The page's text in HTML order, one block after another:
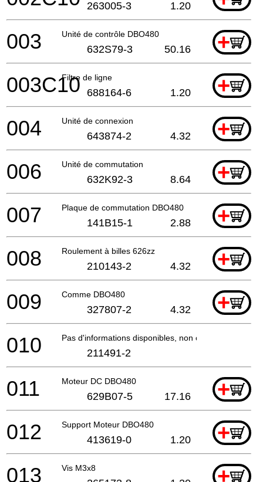
263005-3 1.20
Unité de contrôle DBO480 +
003 632S79-3 50.16
Filtre de ligne +
003C10 688164-6 1.20
Unité de connexion +
004 643874-2 4.32
Unité de commutation +
006 632K92-3 8.64
Plaque de commutation DBO480 +
007 141B15-1 2.88
Roulement à billes 626zz +
008 210143-2 4.32
Comme DBO480 +
009 327807-2 4.32
Pas d'informations disponibles, non commandable
010 211491-2
Moteur DC DBO480 +
011 629B07-5 17.16
Support Moteur DBO480 +
012 413619-0 1.20
Vis M3x8 +
013